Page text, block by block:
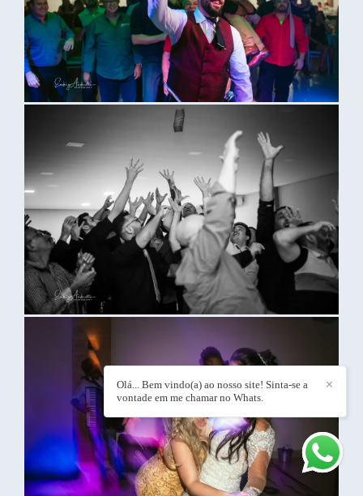
✕
Olá... Bem vindo(a) ao nosso site! Sinta-se a
vontade em me chamar no Whats.